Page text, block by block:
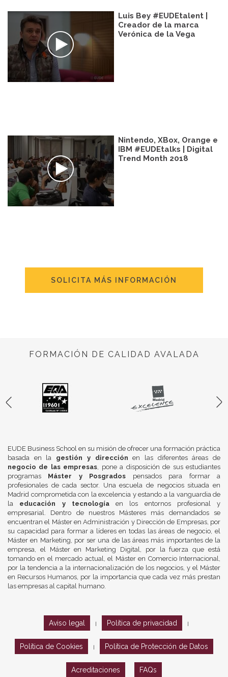
Luis Bey #EUDEtalent |
Creador de la marca
Verónica de la Vega
Nintendo, XBox, Orange e
IBM #EUDEtalks | Digital
Trend Month 2018
SOLICITA MÁS INFORMACIÓN
FORMACIÓN DE CALIDAD AVALADA
EUDE Business School en su misión de ofrecer una formación práctica
basada en la gestión y dirección en las diferentes áreas de
negocio de las empresas, pone a disposición de sus estudiantes
programas Máster y Posgrados pensados para formar a
profesionales de cada sector. Una escuela de negocios situada en
Madrid comprometida con la excelencia y estando a la vanguardia de
la educación y tecnologíaen los entornos profesional y
empresarial. Dentro de nuestros Másteres más demandados se
encuentran el Máster en Administración y Dirección de Empresas, por
su capacidad para formar a líderes en todas las áreas de negocio, el
Máster en Marketing, por ser una de las áreas más importantes de la
empresa, el Máster en Marketing Digital, por la fuerza que está
tomando en el mercado actual, el Máster en Comercio Internacional,
por la tendencia a la internacionalización de los negocios, y el Máster
en Recursos Humanos, por la importancia que cada vez más prestan
las empresas al capital humano.
Aviso legal Política de privacidad
Política de Cookies Política de Protección de Datos
Acreditaciones FAQs